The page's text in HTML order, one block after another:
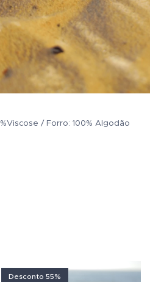
%Viscose / Forro: 100% Algodão
Desconto 55%